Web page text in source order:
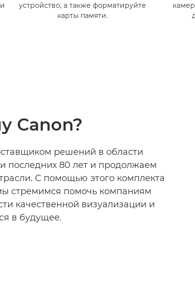
устройство, а также форматируйте
карты памяти.
Canon?
решений в области
последних 80 лет и продолжаем
С помощью этого комплекта
стремимся помочь компаниям
качественной визуализации и
в будущее.